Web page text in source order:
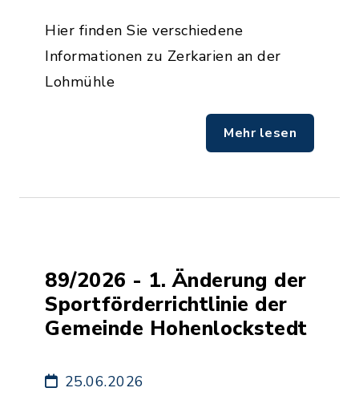
Hier finden Sie verschiedene
Informationen zu Zerkarien an der
Lohmühle
Mehr lesen
89/2026 - 1. Änderung der
Sportförderrichtlinie der
Gemeinde Hohenlockstedt
25.06.2026